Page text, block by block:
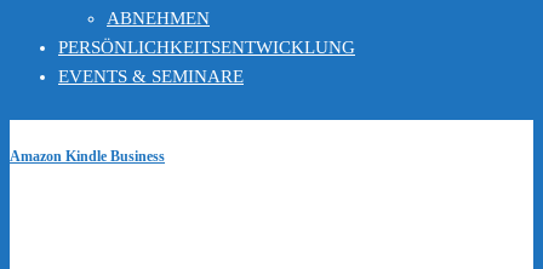
ABNEHMEN
PERSÖNLICHKEITSENTWICKLUNG
EVENTS & SEMINARE
Amazon Kindle Business